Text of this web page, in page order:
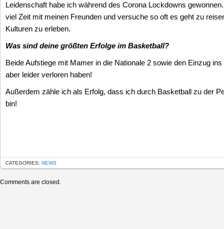
Leidenschaft habe ich während des Corona Lockdowns
viel Zeit mit meinen Freunden und versuche so oft es geht zu
Kulturen zu erleben.
Was sind deine größten Erfolge im Basketball?
Beide Aufstiege mit Mamer in die Nationale 2 sowie den Einzug
aber leider verloren haben!
Außerdem zähle ich als Erfolg, dass ich durch Basketball zu der
bin!
CATEGORIES: NEWS
Comments are closed.